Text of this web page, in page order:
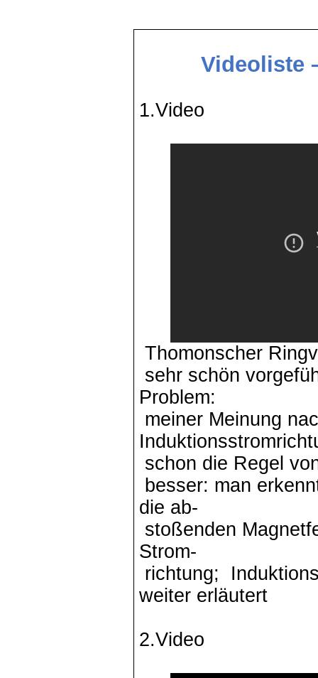
Videoliste
1.Video
Thomonscher
sehr schön
Problem:
meiner Meinung
schon die Regel
besser: man
die ab-
stoßenden
Strom-
richtung;
weiter erläutert
2.Video